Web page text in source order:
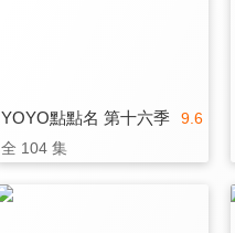
9.6
YOYO點點名 第十六季
全 104 集